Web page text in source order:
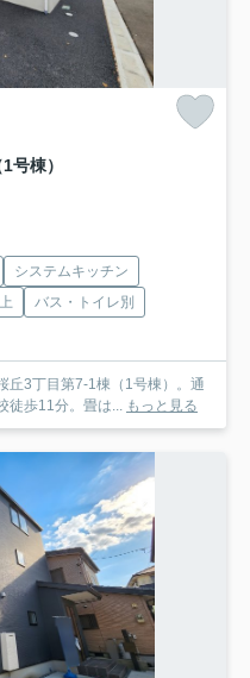
号棟）
システムキッチン
バス・トイレ別
丘3丁目第7-1棟（1号棟）。通
徒歩11分。畳は...
もっと見る